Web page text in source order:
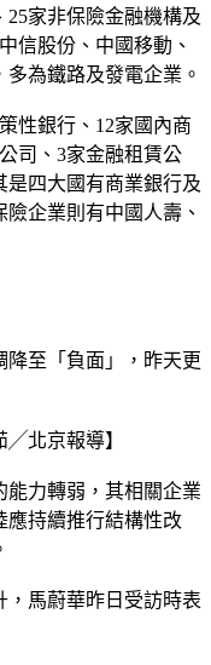
家非保險金融機構及
信股份、中國移動、
為鐵路及發電企業。
性銀行、12家國內商
司、3家金融租賃公
是四大國有商業銀行及
企業則有中國人壽、
至「負面」，昨天更
╱北京報導】
力轉弱，其相關企業
應持續推行結構性改
，馬蔚華昨日受訪時表